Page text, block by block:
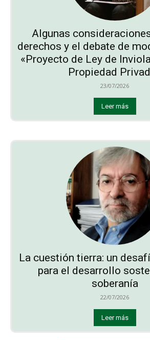
Algunas
derechos y el debate de
«Proyecto de Ley de
Propiedad
23/07/2026
Leer más
La cuestión tierra: un
para el desarrollo
soberanía
22/07/2026
Leer más